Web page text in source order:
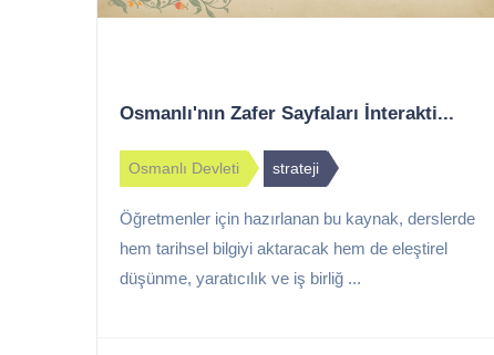
Osmanlı'nın Zafer Sayfaları İnterakti...
Osmanlı Devleti strateji
Öğretmenler için hazırlanan bu kaynak, derslerde
hem tarihsel bilgiyi aktaracak hem de eleştirel
düşünme, yaratıcılık ve iş birliğ ...